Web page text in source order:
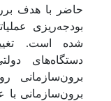
حاضر با هدف
بودجه‌ریزی
شده است.
دستگاه‌های
برون‌سازمانی
برون‌سازمانی با